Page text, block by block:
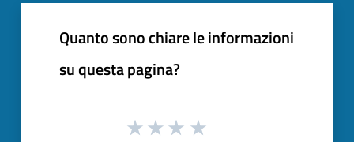
Quanto sono chiare le informazioni
su questa pagina?